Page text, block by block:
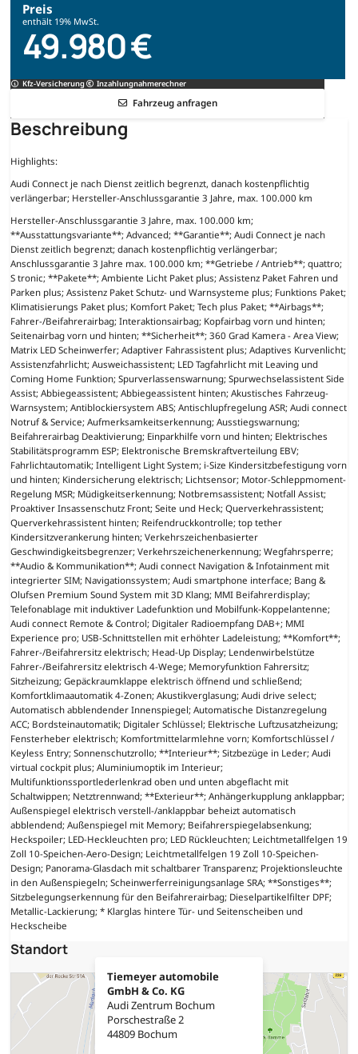
Preis
enthält 19% MwSt.
49.980 €
Kfz-Versicherung Inzahlungnahmerechner
Fahrzeug anfragen
Beschreibung
Highlights:
Audi Connect je nach Dienst zeitlich begrenzt, danach kostenpflichtig
verlängerbar; Hersteller-Anschlussgarantie 3 Jahre, max. 100.000 km
Hersteller-Anschlussgarantie 3 Jahre, max. 100.000 km;
**Ausstattungsvariante**; Advanced; **Garantie**; Audi Connect je nach
Dienst zeitlich begrenzt; danach kostenpflichtig verlängerbar;
Anschlussgarantie 3 Jahre max. 100.000 km; **Getriebe / Antrieb**; quattro;
S tronic; **Pakete**; Ambiente Licht Paket plus; Assistenz Paket Fahren und
Parken plus; Assistenz Paket Schutz- und Warnsysteme plus; Funktions Paket;
Klimatisierungs Paket plus; Komfort Paket; Tech plus Paket; **Airbags**;
Fahrer-/Beifahrerairbag; Interaktionsairbag; Kopfairbag vorn und hinten;
Seitenairbag vorn und hinten; **Sicherheit**; 360 Grad Kamera - Area View;
Matrix LED Scheinwerfer; Adaptiver Fahrassistent plus; Adaptives Kurvenlicht;
Assistenzfahrlicht; Ausweichassistent; LED Tagfahrlicht mit Leaving und
Coming Home Funktion; Spurverlassenswarnung; Spurwechselassistent Side
Assist; Abbiegeassistent; Abbiegeassistent hinten; Akustisches Fahrzeug-
Warnsystem; Antiblockiersystem ABS; Antischlupfregelung ASR; Audi connect
Notruf & Service; Aufmerksamkeitserkennung; Ausstiegswarnung;
Beifahrerairbag Deaktivierung; Einparkhilfe vorn und hinten; Elektrisches
Stabilitätsprogramm ESP; Elektronische Bremskraftverteilung EBV;
Fahrlichtautomatik; Intelligent Light System; i-Size Kindersitzbefestigung vorn
und hinten; Kindersicherung elektrisch; Lichtsensor; Motor-Schleppmoment-
Regelung MSR; Müdigkeitserkennung; Notbremsassistent; Notfall Assist;
Proaktiver Insassenschutz Front; Seite und Heck; Querverkehrassistent;
Querverkehrassistent hinten; Reifendruckkontrolle; top tether
Kindersitzverankerung hinten; Verkehrszeichenbasierter
Geschwindigkeitsbegrenzer; Verkehrszeichenerkennung; Wegfahrsperre;
**Audio & Kommunikation**; Audi connect Navigation & Infotainment mit
integrierter SIM; Navigationssystem; Audi smartphone interface; Bang &
Olufsen Premium Sound System mit 3D Klang; MMI Beifahrerdisplay;
Telefonablage mit induktiver Ladefunktion und Mobilfunk-Koppelantenne;
Audi connect Remote & Control; Digitaler Radioempfang DAB+; MMI
Experience pro; USB-Schnittstellen mit erhöhter Ladeleistung; **Komfort**;
Fahrer-/Beifahrersitz elektrisch; Head-Up Display; Lendenwirbelstütze
Fahrer-/Beifahrersitz elektrisch 4-Wege; Memoryfunktion Fahrersitz;
Sitzheizung; Gepäckraumklappe elektrisch öffnend und schließend;
Komfortklimaautomatik 4-Zonen; Akustikverglasung; Audi drive select;
Automatisch abblendender Innenspiegel; Automatische Distanzregelung
ACC; Bordsteinautomatik; Digitaler Schlüssel; Elektrische Luftzusatzheizung;
Fensterheber elektrisch; Komfortmittelarmlehne vorn; Komfortschlüssel /
Keyless Entry; Sonnenschutzrollo; **Interieur**; Sitzbezüge in Leder; Audi
virtual cockpit plus; Aluminiumoptik im Interieur;
Multifunktionssportlederlenkrad oben und unten abgeflacht mit
Schaltwippen; Netztrennwand; **Exterieur**; Anhängerkupplung anklappbar;
Außenspiegel elektrisch verstell-/anklappbar beheizt automatisch
abblendend; Außenspiegel mit Memory; Beifahrerspiegelabsenkung;
Heckspoiler; LED-Heckleuchten pro; LED Rückleuchten; Leichtmetallfelgen 19
Zoll 10-Speichen-Aero-Design; Leichtmetallfelgen 19 Zoll 10-Speichen-
Design; Panorama-Glasdach mit schaltbarer Transparenz; Projektionsleuchte
in den Außenspiegeln; Scheinwerferreinigungsanlage SRA; **Sonstiges**;
Sitzbelegungserkennung für den Beifahrerairbag; Dieselpartikelfilter DPF;
Metallic-Lackierung; * Klarglas hintere Tür- und Seitenscheiben und
Heckscheibe
Standort
Tiemeyer automobile
GmbH & Co. KG
Audi Zentrum Bochum
Porschestraße 2
44809 Bochum